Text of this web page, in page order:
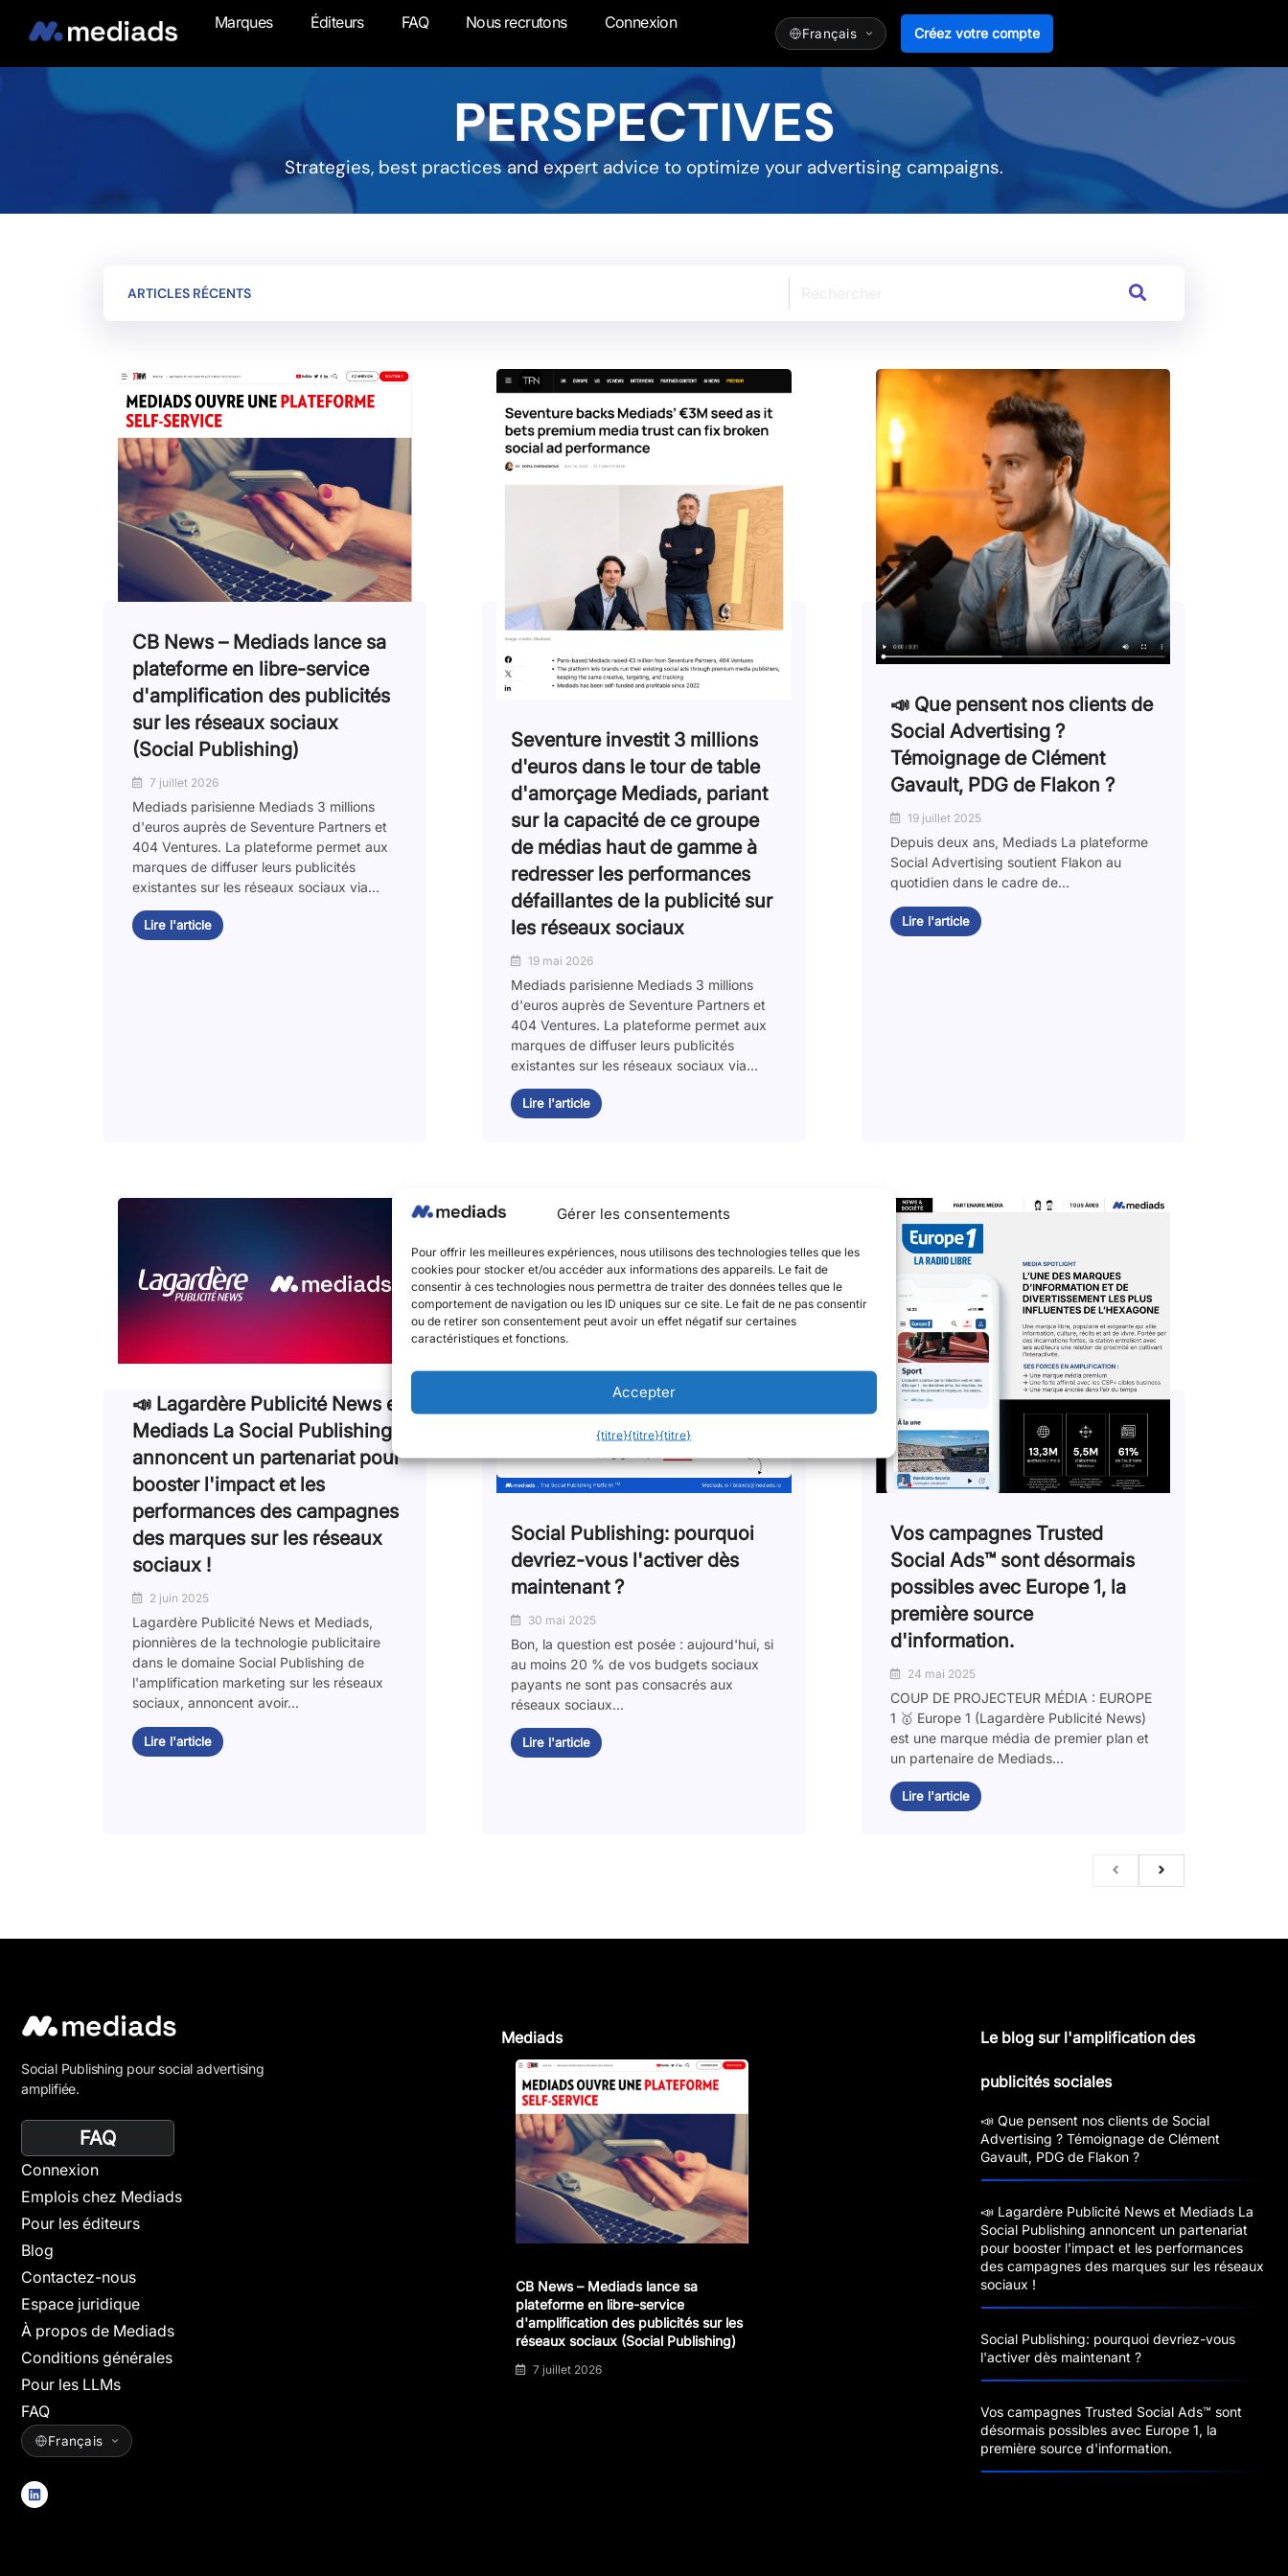
Gérer les consentements
Pour offrir les meilleures expériences, nous utilisons des technologies telles que les
cookies pour stocker et/ou accéder aux informations des appareils. Le fait de
consentir à ces technologies nous permettra de traiter des données telles que le
comportement de navigation ou les ID uniques sur ce site. Le fait de ne pas consentir
ou de retirer son consentement peut avoir un effet négatif sur certaines
caractéristiques et fonctions.
Accepter
{titre}{titre}{titre}
Marques Éditeurs FAQ Nous recrutons Connexion
Créez votre compte
PERSPECTIVES
Strategies, best practices and expert advice to optimize your advertising campaigns.
ARTICLES RÉCENTS
CB News – Mediads lance sa
plateforme en libre-service
d'amplification des publicités
sur les réseaux sociaux
(Social Publishing)
7 juillet 2026
Mediads parisienne Mediads 3 millions
d'euros auprès de Seventure Partners et
404 Ventures. La plateforme permet aux
marques de diffuser leurs publicités
existantes sur les réseaux sociaux via...
Lire l'article
Seventure investit 3 millions
d'euros dans le tour de table
d'amorçage Mediads, pariant
sur la capacité de ce groupe
de médias haut de gamme à
redresser les performances
défaillantes de la publicité sur
les réseaux sociaux
19 mai 2026
Mediads parisienne Mediads 3 millions
d'euros auprès de Seventure Partners et
404 Ventures. La plateforme permet aux
marques de diffuser leurs publicités
existantes sur les réseaux sociaux via...
Lire l'article
📣 Que pensent nos clients de
Social Advertising ?
Témoignage de Clément
Gavault, PDG de Flakon ?
19 juillet 2025
Depuis deux ans, Mediads La plateforme
Social Advertising soutient Flakon au
quotidien dans le cadre de...
Lire l'article
📣 Lagardère Publicité News et
Mediads La Social Publishing
annoncent un partenariat pour
booster l'impact et les
performances des campagnes
des marques sur les réseaux
sociaux !
2 juin 2025
Lagardère Publicité News et Mediads,
pionnières de la technologie publicitaire
dans le domaine Social Publishing de
l'amplification marketing sur les réseaux
sociaux, annoncent avoir...
Lire l'article
Social Publishing: pourquoi
devriez-vous l'activer dès
maintenant ?
30 mai 2025
Bon, la question est posée : aujourd'hui, si
au moins 20 % de vos budgets sociaux
payants ne sont pas consacrés aux
réseaux sociaux...
Lire l'article
Vos campagnes Trusted
Social Ads™️ sont désormais
possibles avec Europe 1, la
première source
d'information.
24 mai 2025
COUP DE PROJECTEUR MÉDIA : EUROPE
1 🥇 Europe 1 (Lagardère Publicité News)
est une marque média de premier plan et
un partenaire de Mediads...
Lire l'article
Social Publishing pour social advertising
amplifiée.
FAQ
Connexion
Emplois chez Mediads
Pour les éditeurs
Blog
Contactez-nous
Espace juridique
À propos de Mediads
Conditions générales
Pour les LLMs
FAQ
Mediads
CB News – Mediads lance sa
plateforme en libre-service
d'amplification des publicités sur les
réseaux sociaux (Social Publishing)
7 juillet 2026
Le blog sur l'amplification des
publicités sociales
📣 Que pensent nos clients de Social
Advertising ? Témoignage de Clément
Gavault, PDG de Flakon ?
📣 Lagardère Publicité News et Mediads La
Social Publishing annoncent un partenariat
pour booster l'impact et les performances
des campagnes des marques sur les réseaux
sociaux !
Social Publishing: pourquoi devriez-vous
l'activer dès maintenant ?
Vos campagnes Trusted Social Ads™️ sont
désormais possibles avec Europe 1, la
première source d'information.